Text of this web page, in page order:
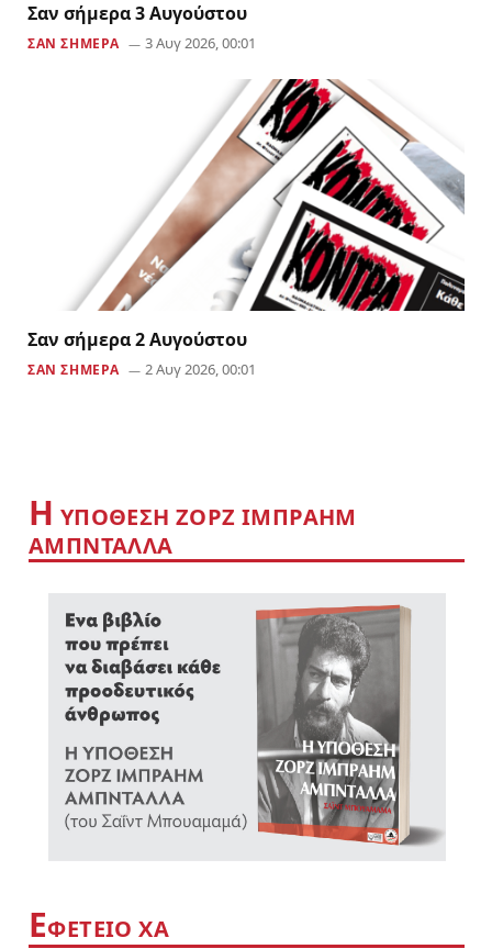
Σαν σήμερα 3 Αυγούστου
ΣΑΝ ΣΗΜΕΡΑ 3 Αυγ 2026, 00:01
Σαν σήμερα 2 Αυγούστου
ΣΑΝ ΣΗΜΕΡΑ 2 Αυγ 2026, 00:01
Η YΠΟΘΕΣΗ ΖΟΡΖ ΙΜΠΡΑΗΜ
ΑΜΠΝΤΑΛΛΑ
ΕΦΕΤΕΙΟ ΧΑ